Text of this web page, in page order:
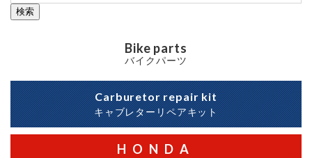
検索
Bike parts
バイクパーツ
Carburetor repair kit
キャブレターリペアキット
HONDA